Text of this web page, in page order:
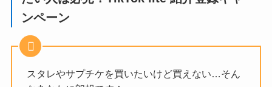
ンペーン
スタレやサプチケを買いたいけど買えない…そん